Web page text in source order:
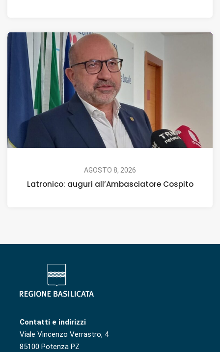
AGOSTO 8, 2026
Latronico: auguri all’Ambasciatore Cospito
Contatti e indirizzi
Viale Vincenzo Verrastro, 4
85100 Potenza PZ